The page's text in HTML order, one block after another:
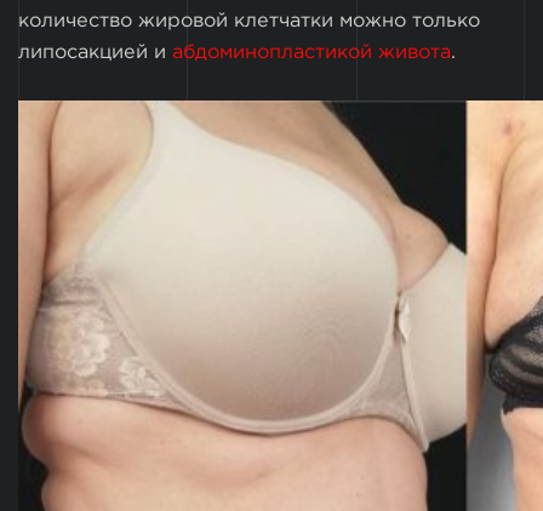
количество жировой клетчатки можно только
липосакцией и абдоминопластикой живота.